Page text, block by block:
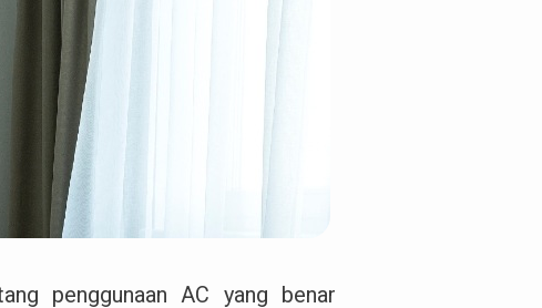
penggunaan AC yang benar